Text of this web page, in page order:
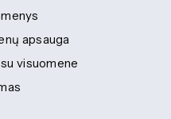
apsauga
visuomene